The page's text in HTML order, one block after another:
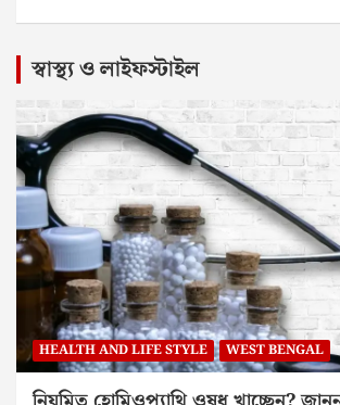
স্বাস্থ্য ও লাইফস্টাইল
HEALTH AND LIFE STYLE WEST BENGAL